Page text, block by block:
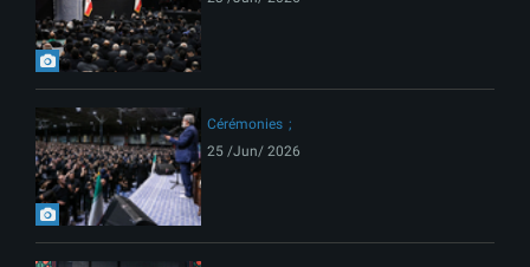
Cérémonies
25 /Jun/ 2026